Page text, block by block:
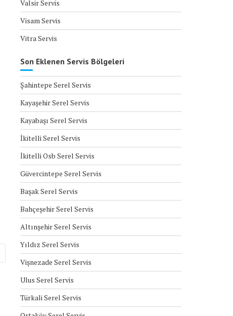
Valsir Servis
Visam Servis
Vitra Servis
Son Eklenen Servis Bölgeleri
Şahintepe Serel Servis
Kayaşehir Serel Servis
Kayabaşı Serel Servis
İkitelli Serel Servis
İkitelli Osb Serel Servis
Güvercintepe Serel Servis
Başak Serel Servis
Bahçeşehir Serel Servis
Altınşehir Serel Servis
Yıldız Serel Servis
Vişnezade Serel Servis
Ulus Serel Servis
Türkali Serel Servis